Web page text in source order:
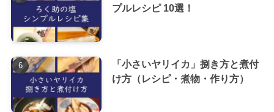
プルレシピ 10選！
「小さいヤリイカ」捌き方と煮付
け方（レシピ・煮物・作り方）